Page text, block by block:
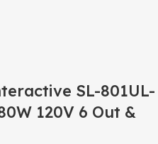
SL-801UL-
120V 6 Out &